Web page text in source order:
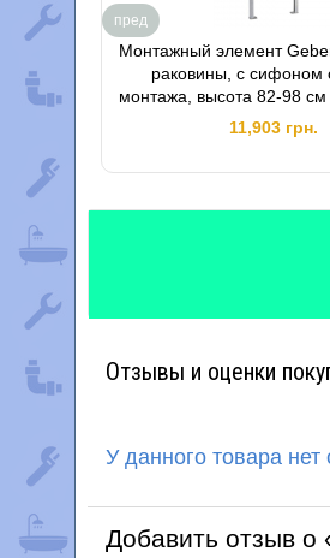
Монтажный элемент
раковины, с сифоном
монтажа, высота 82-98 см
11,903 грн.
пред
Отзывы и оценки
У данного товара
Добавить отзыв